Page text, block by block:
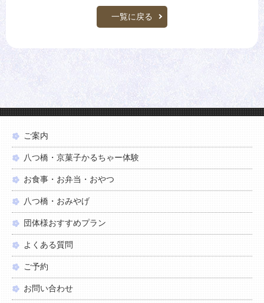
一覧に戻る
ご案内
八つ橋・京菓子かるちゃー体験
お食事・お弁当・おやつ
八つ橋・おみやげ
団体様おすすめプラン
よくある質問
ご予約
お問い合わせ